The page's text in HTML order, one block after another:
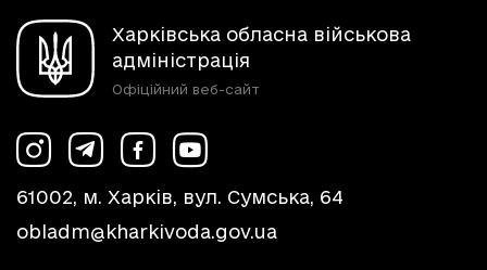
Харківська обласна військова
адміністрація
Офіційний веб-сайт
61002, м. Харків, вул. Сумська, 64
obladm@kharkivoda.gov.ua